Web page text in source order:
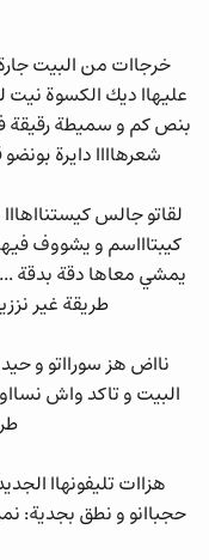
خرجاات من البيت
عليهاا ديك الكسوة نيت
بنص كم و سميطة رقيقة
شعرهاااا دايرة
لقاتو جالس
كيبتاااسم و يشووف
يمشي معاها دقة بدقة
طريقة غير
نااض هز سورااتو و
البيت و تاكد واش
هزاات تليفونهاا
حجباانو و نطق بجدية: